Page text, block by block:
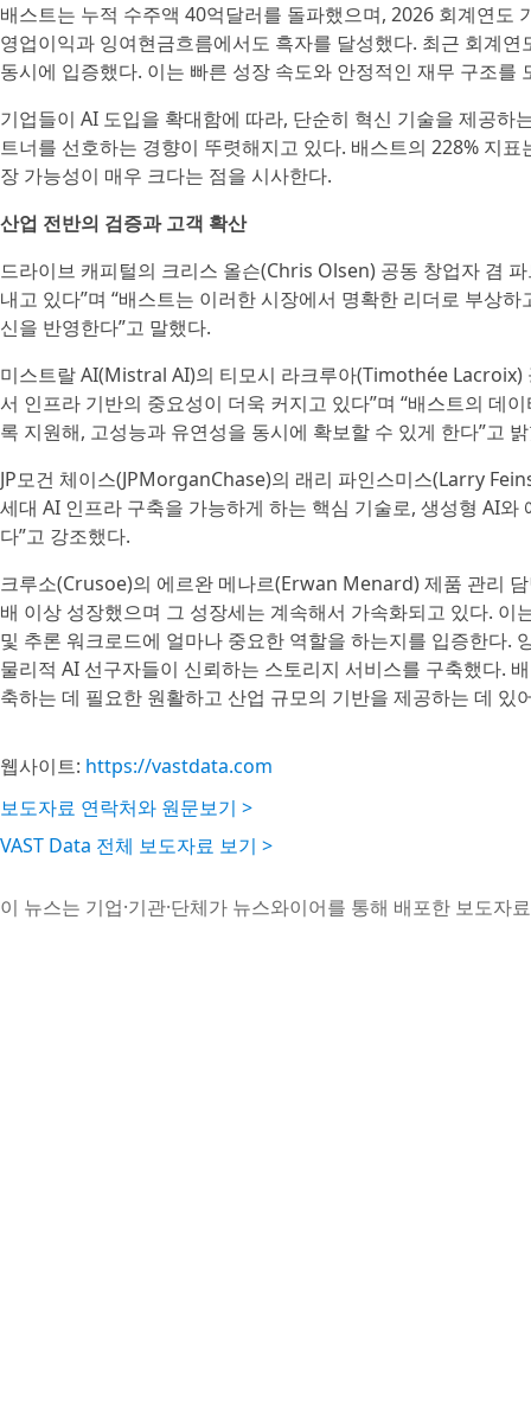
배스트는 누적 수주액 40억달러를 돌파했으며, 2026 회계연도
영업이익과 잉여현금흐름에서도 흑자를 달성했다. 최근 회계
동시에 입증했다. 이는 빠른 성장 속도와 안정적인 재무 구조
기업들이 AI 도입을 확대함에 따라, 단순히 혁신 기술을 제공
트너를 선호하는 경향이 뚜렷해지고 있다. 배스트의 228% 지
장 가능성이 매우 크다는 점을 시사한다.
산업 전반의 검증과 고객 확산
드라이브 캐피털의 크리스 올슨(Chris Olsen) 공동 창업자 겸
내고 있다”며 “배스트는 이러한 시장에서 명확한 리더로 부상
신을 반영한다”고 말했다.
미스트랄 AI(Mistral AI)의 티모시 라크루아(Timothée Lacroix)
서 인프라 기반의 중요성이 더욱 커지고 있다”며 “배스트의 데
록 지원해, 고성능과 유연성을 동시에 확보할 수 있게 한다”고
JP모건 체이스(JPMorganChase)의 래리 파인스미스(Larry
세대 AI 인프라 구축을 가능하게 하는 핵심 기술로, 생성형 AI
다”고 강조했다.
크루소(Crusoe)의 에르완 메나르(Erwan Menard) 제품 관리
배 이상 성장했으며 그 성장세는 계속해서 가속화되고 있다.
및 추론 워크로드에 얼마나 중요한 역할을 하는지를 입증한다.
물리적 AI 선구자들이 신뢰하는 스토리지 서비스를 구축했다.
축하는 데 필요한 원활하고 산업 규모의 기반을 제공하는 데 있
웹사이트: https://vastdata.com
보도자료 연락처와 원문보기 >
VAST Data 전체 보도자료 보기 >
이 뉴스는 기업·기관·단체가 뉴스와이어를 통해 배포한 보도자